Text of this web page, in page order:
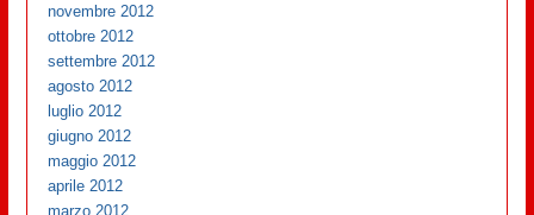
novembre 2012
ottobre 2012
settembre 2012
agosto 2012
luglio 2012
giugno 2012
maggio 2012
aprile 2012
marzo 2012